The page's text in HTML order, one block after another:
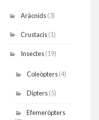
Aràcnids(3)
Crustacis(1)
Insectes(19)
Coleòpters(4)
Dípters(5)
Efemeròpters